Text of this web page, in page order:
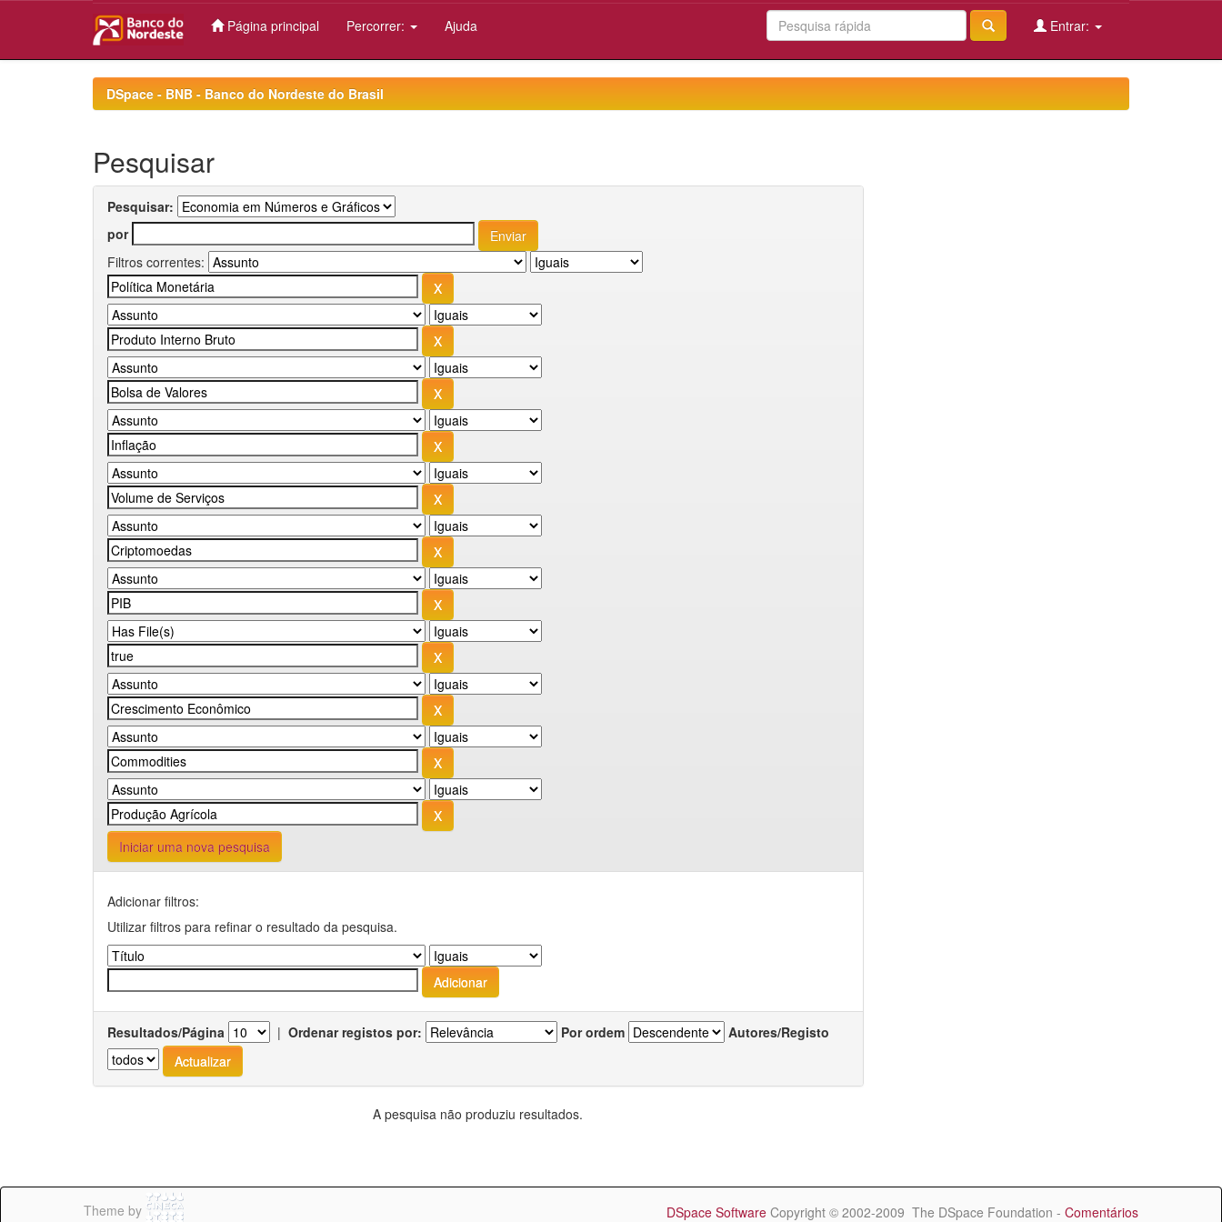
Página principal Percorrer: Ajuda Entrar:
DSpace - BNB - Banco do Nordeste do Brasil
Pesquisar
Pesquisar:
por
Filtros correntes:
Iniciar uma nova pesquisa
Adicionar filtros:
Utilizar filtros para refinar o resultado da pesquisa.
Resultados/Página | Ordenar registos por: Por ordem Autores/Registo
A pesquisa não produziu resultados.
Theme by DSpace Software Copyright © 2002-2009 The DSpace Foundation - Comentários